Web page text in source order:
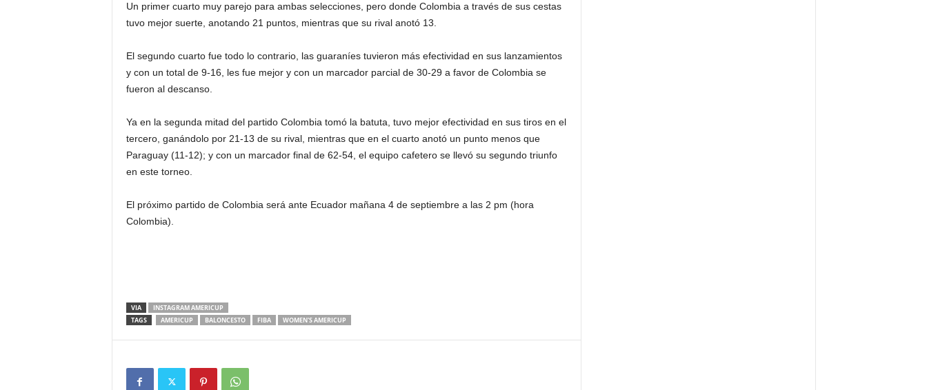
Un primer cuarto muy parejo para ambas selecciones, pero donde Colombia a través de sus cestas
tuvo mejor suerte, anotando 21 puntos, mientras que su rival anotó 13.
El segundo cuarto fue todo lo contrario, las guaraníes tuvieron más efectividad en sus lanzamientos
y con un total de 9-16, les fue mejor y con un marcador parcial de 30-29 a favor de Colombia se
fueron al descanso.
Ya en la segunda mitad del partido Colombia tomó la batuta, tuvo mejor efectividad en sus tiros en el
tercero, ganándolo por 21-13 de su rival, mientras que en el cuarto anotó un punto menos que
Paraguay (11-12); y con un marcador final de 62-54, el equipo cafetero se llevó su segundo triunfo
en este torneo.
El próximo partido de Colombia será ante Ecuador mañana 4 de septiembre a las 2 pm (hora
Colombia).
VIA
INSTAGRAM AMERICUP
TAGS
AMERICUP BALONCESTO FIBA WOMEN'S AMERICUP